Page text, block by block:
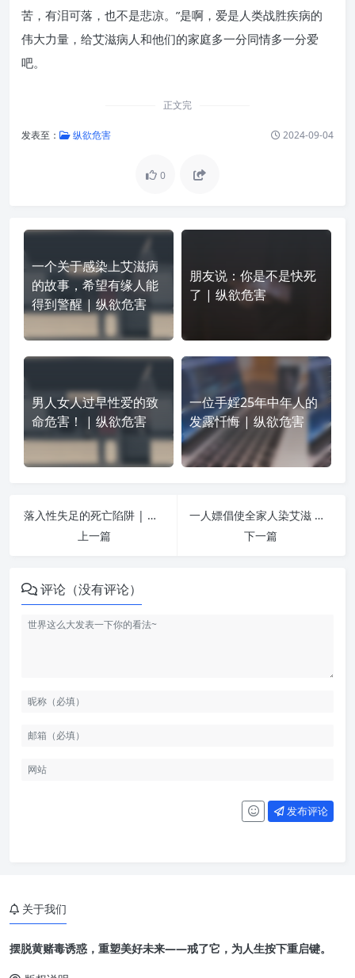
苦，有泪可落，也不是悲凉。”是啊，爱是人类战胜疾病的
伟大力量，给艾滋病人和他们的家庭多一分同情多一分爱
吧。
正文完
发表至： 纵欲危害 2024-09-04
0
一个关于感染上艾滋病
的故事，希望有缘人能
得到警醒 | 纵欲危害
朋友说：你是不是快死
了 | 纵欲危害
男人女人过早性爱的致
命危害！ | 纵欲危害
一位手婬25年中年人的
发露忏悔 | 纵欲危害
落入性失足的死亡陷阱 | 纵欲危害
上一篇
一人嫖倡使全家人染艾滋 无辜孩子受尽折磨 | 纵欲危害
下一篇
评论（没有评论）
发布评论
关于我们
摆脱黄赌毒诱惑，重塑美好未来——戒了它，为人生按下重启键。